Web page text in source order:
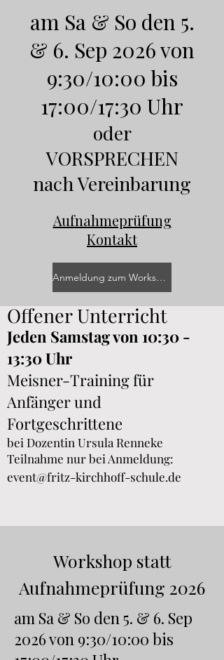
am Sa & So den 5.
& 6. Sep 2026 von
9:30/10:00 bis
17:00/17:30 Uhr
oder
VORSPRECHEN
nach Vereinbarung
Aufnahmeprüfung
Kontakt
Anmeldung zum Workshop
Offener Unterricht
Jeden Samstag von 10:30 -
13:30 Uhr
Meisner-Training für
Anfänger und
Fortgeschrittene
bei Dozentin Ursula Renneke
Teilnahme nur bei Anmeldung:
event@fritz-kirchhoff-schule.de
Workshop statt
Aufnahmeprüfung 2026
am Sa & So den 5. & 6. Sep
2026 von 9:30/10:00 bis